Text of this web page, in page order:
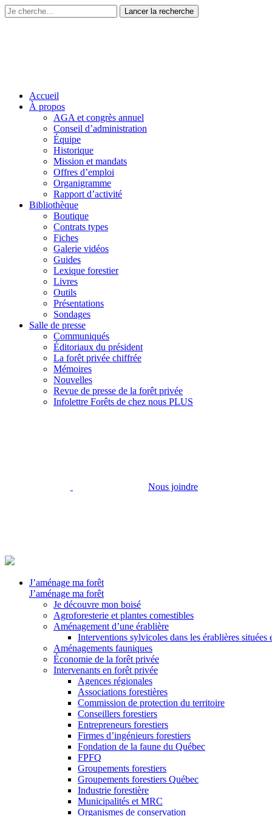
Accueil
À propos
AGA et congrès annuel
Conseil d’administration
Équipe
Historique
Mission et mandats
Offres d’emploi
Organigramme
Rapport d’activité
Bibliothèque
Boutique
Contrats types
Fiches
Galerie vidéos
Guides
Lexique forestier
Livres
Outils
Présentations
Sondages
Salle de presse
Communiqués
Éditoriaux du président
La forêt privée chiffrée
Mémoires
Nouvelles
Revue de presse de la forêt privée
Infolettre Forêts de chez nous PLUS
Nous joindre
J’aménage ma forêt
J’aménage ma forêt
Je découvre mon boisé
Agroforesterie et plantes comestibles
Aménagement d’une érablière
Interventions sylvicoles dans les érablières situées
Aménagements fauniques
Économie de la forêt privée
Intervenants en forêt privée
Agences régionales
Associations forestières
Commission de protection du territoire
Conseillers forestiers
Entrepreneurs forestiers
Firmes d’ingénieurs forestiers
Fondation de la faune du Québec
FPFQ
Groupements forestiers
Groupements forestiers Québec
Industrie forestière
Municipalités et MRC
Organismes de conservation